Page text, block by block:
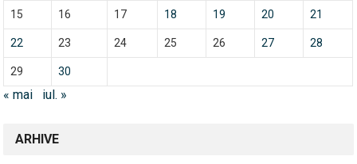
15 16 17 18 19 20 21
22 23 24 25 26 27 28
29 30
« mai iul. »
ARHIVE